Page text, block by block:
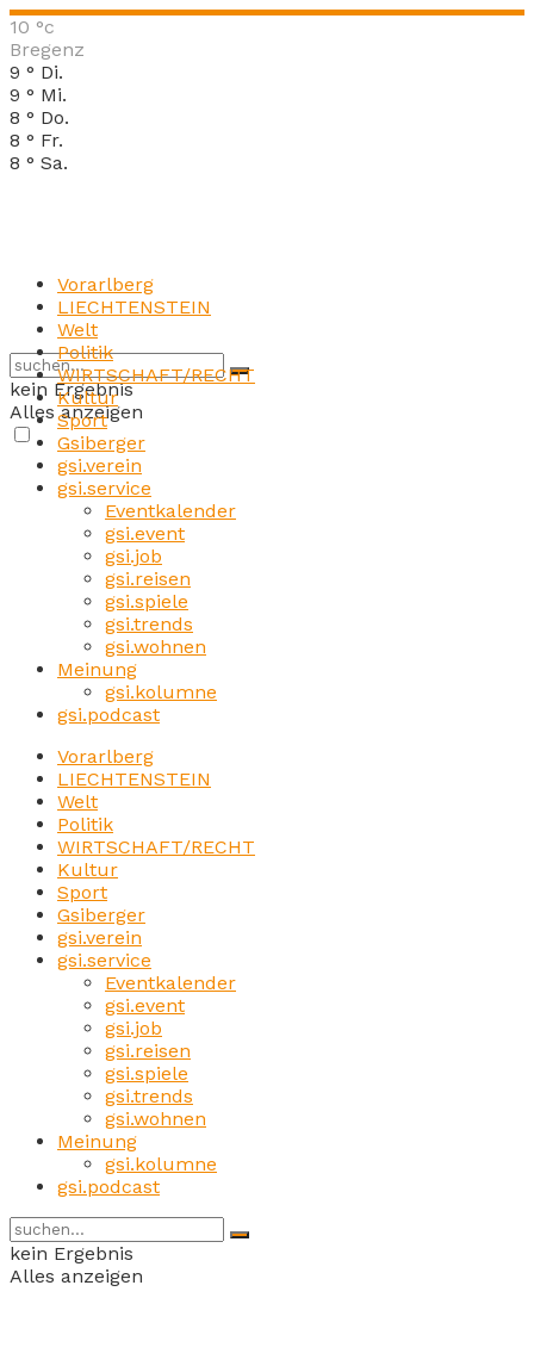
10 °c
Bregenz
9 ° Di.
9 ° Mi.
8 ° Do.
8 ° Fr.
8 ° Sa.
kein Ergebnis
Alles anzeigen
Vorarlberg
LIECHTENSTEIN
Welt
Politik
WIRTSCHAFT/RECHT
Kultur
Sport
Gsiberger
gsi.verein
gsi.service
Eventkalender
gsi.event
gsi.job
gsi.reisen
gsi.spiele
gsi.trends
gsi.wohnen
Meinung
gsi.kolumne
gsi.podcast
Vorarlberg
LIECHTENSTEIN
Welt
Politik
WIRTSCHAFT/RECHT
Kultur
Sport
Gsiberger
gsi.verein
gsi.service
Eventkalender
gsi.event
gsi.job
gsi.reisen
gsi.spiele
gsi.trends
gsi.wohnen
Meinung
gsi.kolumne
gsi.podcast
kein Ergebnis
Alles anzeigen